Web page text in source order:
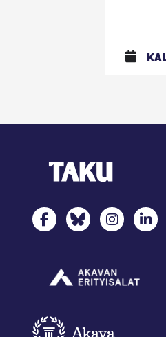
TAKU Facebookissa
TAKU Twitterissä
TAKU TAKU